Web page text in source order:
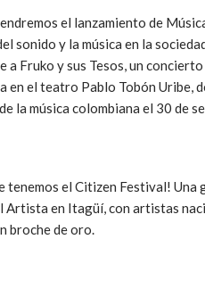
el lanzamiento de
sonido y la música en la
a Fruko y sus Tesos, un
el teatro Pablo Tobón Uribe,
la música colombiana el 30 de
tenemos el Citizen Festival! Una
Artista en Itagüí, con artistas
broche de oro.